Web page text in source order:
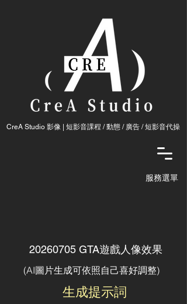
服務選單
CreA Studio 影像 | 短影音課程 / 動態 / 廣告 / ​短影音代操
20260705 GTA遊戲人像效果
​(AI圖片生成可依照自己喜好調整)
生成提示詞